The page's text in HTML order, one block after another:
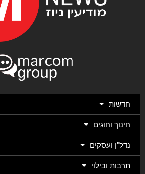
חדשות
חינוך וחוגים
נדל"ן ועסקים
תרבות ובילוי